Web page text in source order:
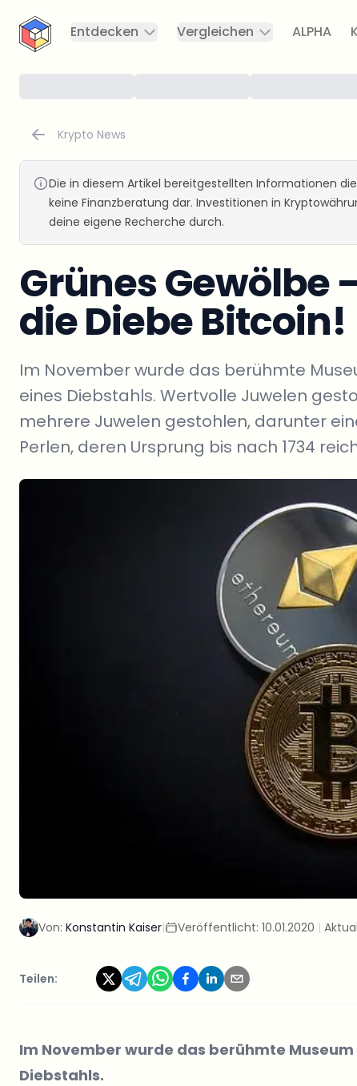
CryptoTicker
Entdecken
Vergleichen ALPHA
Krypto News
Die in diesem Artikel bereitgestellten Informationen
keine Finanzberatung dar. Investitionen in
deine eigene Recherche durch.
Grünes Gewölbe
die Diebe Bitcoin!
Im November wurde das berühmte
eines Diebstahls. Wertvolle Juwelen
mehrere Juwelen gestohlen, darunter
Perlen, deren Ursprung bis nach 1734
Von: Konstantin Kaiser| Veröffentlicht: 10.01.2020 |
Teilen:
Im November wurde das berühmte
Diebstahls.